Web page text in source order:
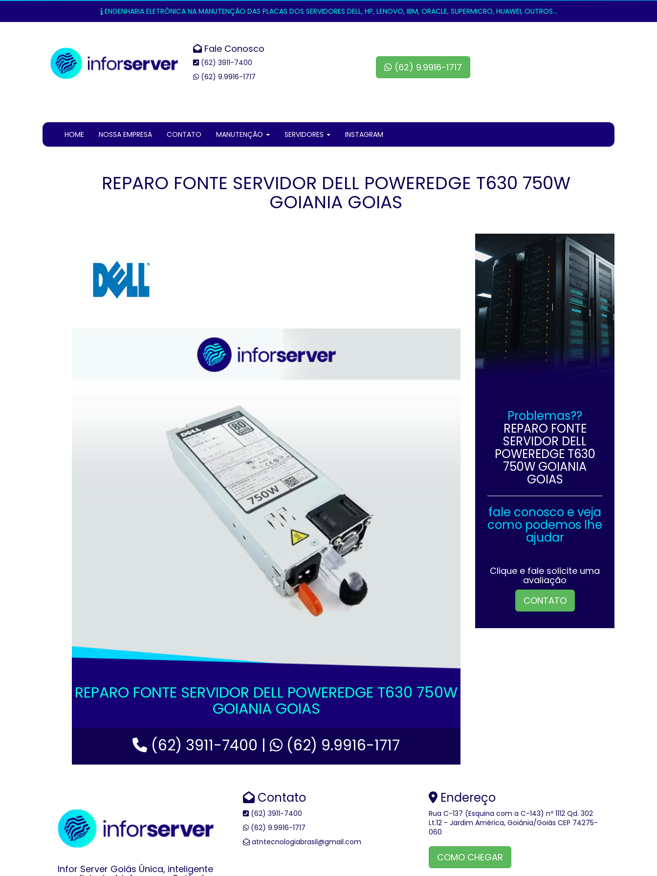
ENGENHARIA ELETRÔNICA NA MANUTENÇÃO DAS PLACAS DOS SERVIDORES DELL, HP, LENOVO, IBM, ORACLE, SUPERMICRO, HUAWEI, OUTROS...
Fale Conosco
(62) 3911-7400
(62) 9.9916-1717
(62) 9.9916-1717
HOME NOSSA EMPRESA CONTATO MANUTENÇÃO SERVIDORES INSTAGRAM
REPARO FONTE SERVIDOR DELL POWEREDGE T630 750W
GOIANIA GOIAS
REPARO FONTE SERVIDOR DELL POWEREDGE T630 750W
GOIANIA GOIAS
(62) 3911-7400 |
(62) 9.9916-1717
Problemas??
REPARO FONTE
SERVIDOR DELL
POWEREDGE T630
750W GOIANIA
GOIAS
fale conosco e veja
como podemos lhe
ajudar
Clique e fale solicite uma
avaliação
CONTATO
Infor Server Goiás Única, inteligente
Contato
(62) 3911-7400
(62) 9.9916-1717
atntecnologiabrasil@gmail.com
Endereço
Rua C-137 (Esquina com a C-143) nº 1112 Qd. 302
Lt.12 - Jardim América, Goiânia/Goiás CEP 74275-
060
COMO CHEGAR